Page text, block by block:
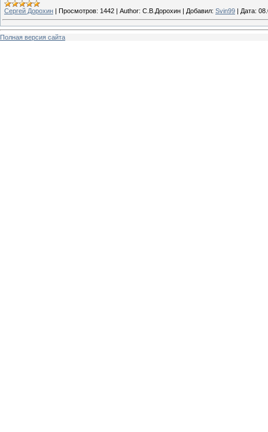
Сергей Дорохин | Просмотров: 1442 | Author: С.В.Дорохин | Добавил: Svin99 | Дата:
Полная версия сайта